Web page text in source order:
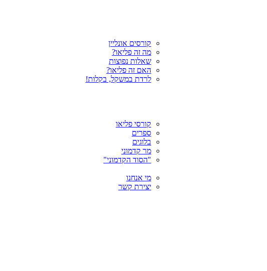
קורסים אונליין
מה זה פליאו?
שאלות נפוצות
האם זה פליאו?
לרדת במשקל, בקלות!
קורסי פליאו
ספרים
בלוגים
מר קדמוני
"הסוד הקדמוני"
מי אנחנו
יצירת קשר